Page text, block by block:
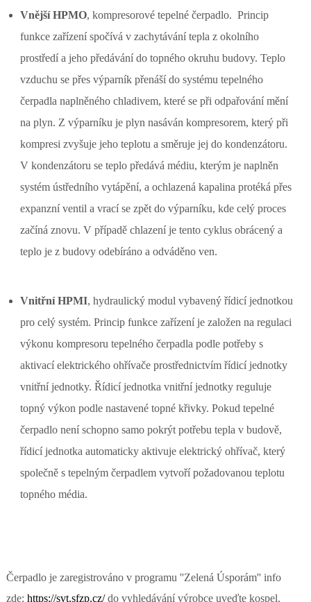
Vnější HPMO, kompresorové tepelné čerpadlo. Princip
funkce zařízení spočívá v zachytávání tepla z okolního
prostředí a jeho předávání do topného okruhu budovy. Teplo
vzduchu se přes výparník přenáší do systému tepelného
čerpadla naplněného chladivem, které se při odpařování mění
na plyn. Z výparníku je plyn nasáván kompresorem, který při
kompresi zvyšuje jeho teplotu a směruje jej do kondenzátoru.
V kondenzátoru se teplo předává médiu, kterým je naplněn
systém ústředního vytápění, a ochlazená kapalina protéká přes
expanzní ventil a vrací se zpět do výparníku, kde celý proces
začíná znovu. V případě chlazení je tento cyklus obrácený a
teplo je z budovy odebíráno a odváděno ven.
Vnitřní HPMI, hydraulický modul vybavený řídicí jednotkou
pro celý systém. Princip funkce zařízení je založen na regulaci
výkonu kompresoru tepelného čerpadla podle potřeby s
aktivací elektrického ohřívače prostřednictvím řídicí jednotky
vnitřní jednotky. Řídicí jednotka vnitřní jednotky reguluje
topný výkon podle nastavené topné křivky. Pokud tepelné
čerpadlo není schopno samo pokrýt potřebu tepla v budově,
řídicí jednotka automaticky aktivuje elektrický ohřívač, který
společně s tepelným čerpadlem vytvoří požadovanou teplotu
topného média.
Čerpadlo je zaregistrováno v programu ''Zelená Úsporám'' info
zde: https://svt.sfzp.cz/do vyhledávání výrobce uveďte kospel.